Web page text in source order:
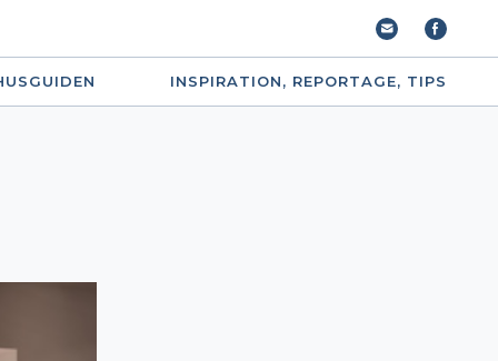
INSPIRATION, REPORTAGE, TIPS